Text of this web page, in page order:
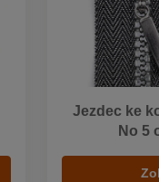
Jezdec ke
No 5